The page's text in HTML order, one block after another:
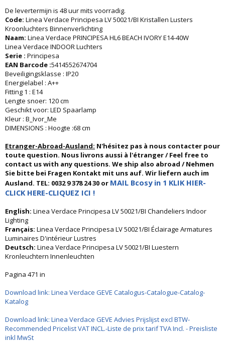
De levertermijn is 48 uur mits voorradig.
Code: Linea Verdace Principesa LV 50021/BI Kristallen Lusters
Kroonluchters Binnenverlichting
Naam: Linea Verdace PRINCIPESA HL6 BEACH IVORY E14-40W
Linea Verdace INDOOR Luchters
Serie : Principesa
EAN Barcode :5414552674704
Beveiligingsklasse : IP20
Energielabel : A++
Fitting 1 : E14
Lengte snoer: 120 cm
Geschikt voor: LED Spaarlamp
Kleur : B_Ivor_Me
DIMENSIONS : Hoogte :68 cm
Etranger-Abroad-Ausland: N'hésitez pas à nous contacter pour
toute question. Nous livrons aussi à l'étranger / Feel free to
contact us with any questions. We ship also abroad / Nehmen
Sie bitte bei Fragen Kontakt mit uns auf. Wir liefern auch im
Ausland. TEL: 0032 9 378 24 30 or MAIL Bcosy in 1 KLIK HIER-
CLICK HERE-CLIQUEZ ICI !
English: Linea Verdace Principesa LV 50021/BI Chandeliers Indoor
Lighting
Français: Linea Verdace Principesa LV 50021/BI Éclairage Armatures
Luminaires D'intérieur Lustres
Deutsch: Linea Verdace Principesa LV 50021/BI Luestern
Kronleuchtern Innenleuchten
Pagina 471 in
Download link: Linea Verdace GEVE Catalogus-Catalogue-Catalog-
Katalog
Download link: Linea Verdace GEVE Advies Prijslijst excl BTW-
Recommended Pricelist VAT INCL.-Liste de prix tarif TVA Incl. - Preisliste
inkl MwSt